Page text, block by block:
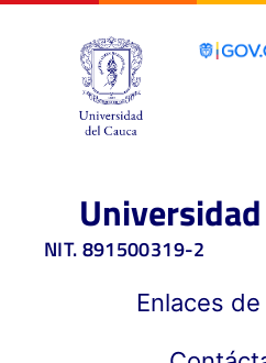
NIT. 891500319-2
Enlaces